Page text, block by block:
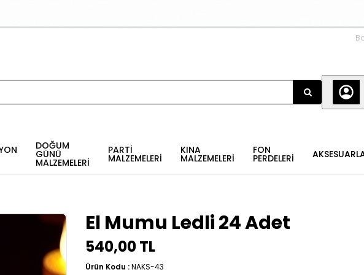
DOĞUM
GÜNÜ
MALZEMELERİ
PARTİ
MALZEMELERİ
KINA
MALZEMELERİ
FON
PERDELERİ
El Mumu Ledli 24 Adet
540,00 TL
Ürün Kodu :NAKS-43